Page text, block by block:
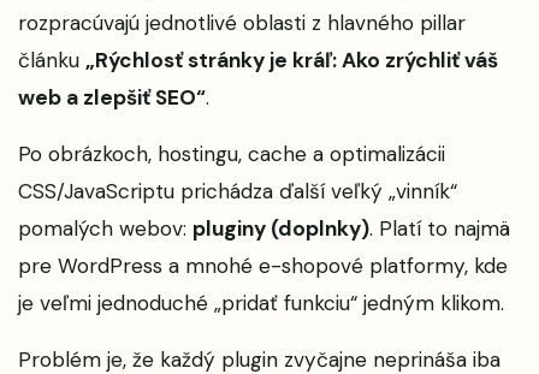
rozpracúvajú jednotlivé oblasti z hlavného pillar
článku „Rýchlosť stránky je kráľ: Ako zrýchliť váš
web a zlepšiť SEO“.
Po obrázkoch, hostingu, cache a optimalizácii
CSS/JavaScriptu prichádza ďalší veľký „vinník“
pomalých webov: pluginy (doplnky). Platí to najmä
pre WordPress a mnohé e-shopové platformy, kde
je veľmi jednoduché „pridať funkciu“ jedným klikom.
Problém je, že každý plugin zvyčajne neprináša iba